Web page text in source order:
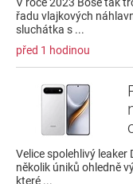
řadu vlajkových
sluchátka s ...
před 1 hodinou
Velice spolehlivý
několik úniků ohledně
které ...